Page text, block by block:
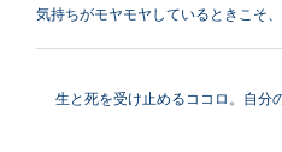
気持ちがモヤモヤしているときこそ
生と死を受け止めるココロ。自分